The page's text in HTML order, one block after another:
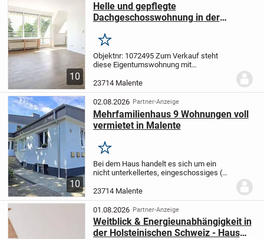
10
Helle und gepflegte
Dachgeschosswohnung in der
Merken
Objektnr: 1072495 Zum Verkauf steht
diese Eigentumswohnung mit
sowohl zur Vermietung/Ferienvermietung
als auch zur Eigennutzung eignet. Durch
die urbane Lage...
23714 Malente
10
02.08.2026 Partner-Anzeige
Mehrfamilienhaus 9 Wohnungen voll
vermietet in Malente
Merken
Bei dem Haus handelt es sich um ein
nicht unterkellertes, eingeschossiges (mit
zweigeschossiges Mietshaus auf einem
1.602 qm großen schön angelegten
Grundstück in Bad Malente....
23714 Malente
01.08.2026 Partner-Anzeige
Weitblick & Energieunabhängigkeit in
der Holsteinischen Schweiz - Haus